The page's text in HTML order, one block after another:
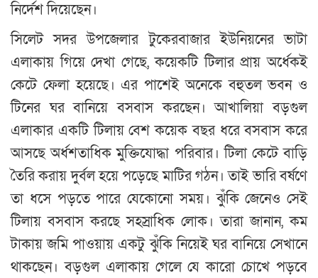
নির্দেশ দিয়েছেন।
সিলেট সদর উপজেলার টুকেরবাজার ইউনিয়নের ভাটা
এলাকায় গিয়ে দেখা গেছে, কয়েকটি টিলার প্রায় অর্ধেকই
কেটে ফেলা হয়েছে। এর পাশেই অনেকে বহুতল ভবন ও
টিনের ঘর বানিয়ে বসবাস করছেন। আখালিয়া বড়গুল
এলাকার একটি টিলায় বেশ কয়েক বছর ধরে বসবাস করে
আসছে অর্ধশতাধিক মুক্তিযোদ্ধা পরিবার। টিলা কেটে বাড়ি
তৈরি করায় দুর্বল হয়ে পড়েছে মাটির গঠন। তাই ভারি বর্ষণে
তা ধসে পড়তে পারে যেকোনো সময়। ঝুঁকি জেনেও সেই
টিলায় বসবাস করছে সহস্রাধিক লোক। তারা জানান, কম
টাকায় জমি পাওয়ায় একটু ঝুঁকি নিয়েই ঘর বানিয়ে সেখানে
থাকছেন। বড়গুল এলাকায় গেলে যে কারো চোখে পড়বে